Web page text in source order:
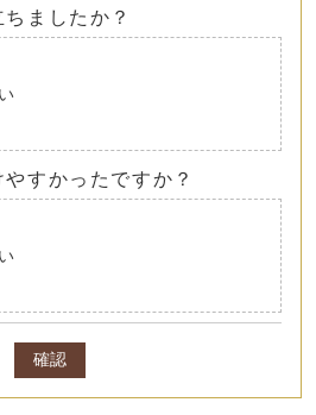
ましたか？
すかったですか？
確認